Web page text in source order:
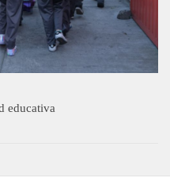
educativa